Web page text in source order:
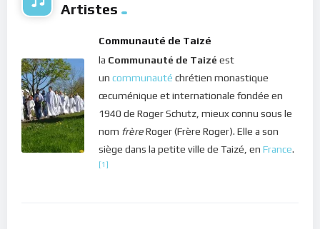
Artistes
Communauté de Taizé
la Communauté de Taizé est
un communauté chrétien monastique
œcuménique et internationale fondée en
1940 de Roger Schutz, mieux connu sous le
nom frèreRoger (Frère Roger). Elle a son
siège dans la petite ville de Taizé, en France.
[1]